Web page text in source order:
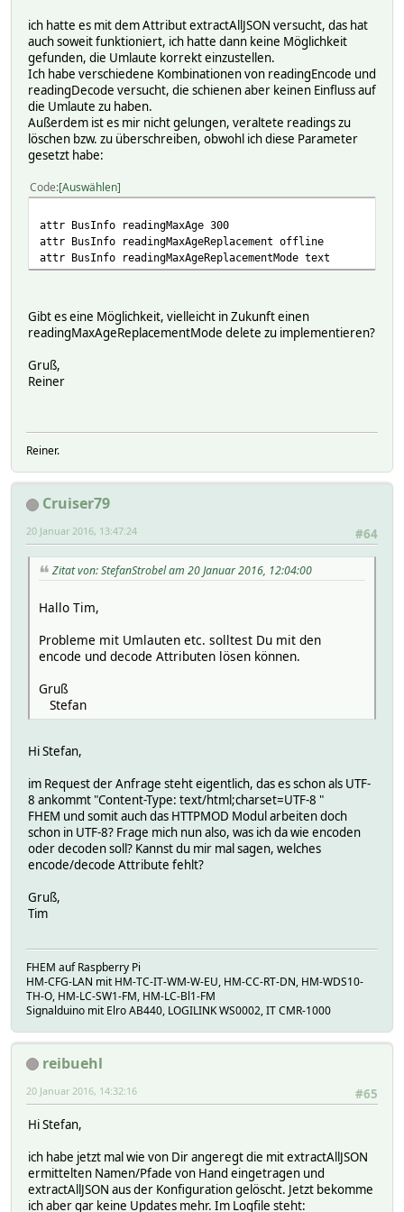
"LineNumber": "54",
"Destination": "Storängsbotten",
"ExpectedDateTime": "2016-01-20T11:48:53",
"DisplayTime": "24 min",
"Deviations": [],
"StopPointNumber": "10961"
},
{
"LineNumber": "66",
"ExpectedDateTime": "2016-01-20T11:49:28",
"Deviations": [],
"StopPointNumber": "10961"
},
{
"ExpectedDateTime": "2016-01-20T11:53:18",
"DisplayTime": "29 min",
"StopPointNumber": "10962"
},
"Destination": "Reimersholme",
"ExpectedDateTime": "2016-01-20T11:56:27",
"StopPointNumber": "10962"
},
{
"LineNumber": "54",
"Destination": "Storängsbotten",
"ExpectedDateTime": "2016-01-20T12:00:53",
"Deviations": [],
},
{
"Destination": "Reimersholme",
"ExpectedDateTime": "2016-01-20T12:03:27",
"DisplayTime": "12:03",
"StopPointNumber": "10962"
{
"LineNumber": "66",
"Destination": "Sofia",
"ExpectedDateTime": "2016-01-20T12:05:53",
"DisplayTime": "12:05",
"Deviations": [],
},
{
"Destination": "Storängsbotten",
"ExpectedDateTime": "2016-01-20T12:12:53",
"DisplayTime": "12:12",
"Deviations": [],
"StopPointNumber": "10961"
},
{
"LineNumber": "54",
"ExpectedDateTime": "2016-01-20T12:15:27",
"Deviations": [],
},
{
"LineNumber": "66",
ich hatte es mit dem Attribut extractAllJSON versucht, das hat
auch soweit funktioniert, ich hatte dann keine Möglichkeit
gefunden, die Umlaute korrekt einzustellen.
Ich habe verschiedene Kombinationen von readingEncode und
readingDecode versucht, die schienen aber keinen Einfluss auf
die Umlaute zu haben.
Außerdem ist es mir nicht gelungen, veraltete readings zu
löschen bzw. zu überschreiben, obwohl ich diese Parameter
gesetzt habe:
Code Auswählen
attr BusInfo readingMaxAge 300
attr BusInfo readingMaxAgeReplacement offline
attr BusInfo readingMaxAgeReplacementMode text
Gibt es eine Möglichkeit, vielleicht in Zukunft einen
readingMaxAgeReplacementMode delete zu implementieren?
Gruß,
Reiner
Reiner.
Cruiser79
#64
20 Januar 2016, 13:47:24
Zitat von: StefanStrobel am 20 Januar 2016, 12:04:00
Hallo Tim,
Probleme mit Umlauten etc. solltest Du mit den
encode und decode Attributen lösen können.
Gruß
Stefan
Hi Stefan,
im Request der Anfrage steht eigentlich, das es schon als UTF-
8 ankommt "Content-Type: text/html;charset=UTF-8 "
FHEM und somit auch das HTTPMOD Modul arbeiten doch
schon in UTF-8? Frage mich nun also, was ich da wie encoden
oder decoden soll? Kannst du mir mal sagen, welches
encode/decode Attribute fehlt?
Gruß,
Tim
FHEM auf Raspberry Pi
HM-CFG-LAN mit HM-TC-IT-WM-W-EU, HM-CC-RT-DN, HM-WDS10-
TH-O, HM-LC-SW1-FM, HM-LC-Bl1-FM
Signalduino mit Elro AB440, LOGILINK WS0002, IT CMR-1000
reibuehl
#65
20 Januar 2016, 14:32:16
Hi Stefan,
ich habe jetzt mal wie von Dir angeregt die mit extractAllJSON
ermittelten Namen/Pfade von Hand eingetragen und
extractAllJSON aus der Konfiguration gelöscht. Jetzt bekomme
ich aber gar keine Updates mehr. Im Logfile steht: